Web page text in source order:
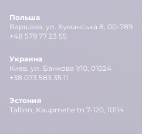
Польша
Варшава, ул. Хуманська 8, 00-789
+48 579 77 23 55
Украина
Киев, ул. Банкова 1/10, 01024
+38 073 583 35 11
Эстония
Tallinn, Kaupmehe tn 7-120, 10114